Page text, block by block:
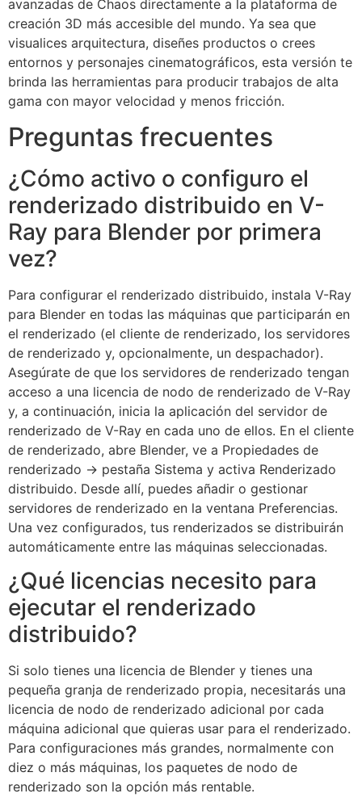
avanzadas de Chaos directamente a la plataforma de
creación 3D más accesible del mundo. Ya sea que
visualices arquitectura, diseñes productos o crees
entornos y personajes cinematográficos, esta versión te
brinda las herramientas para producir trabajos de alta
gama con mayor velocidad y menos fricción.
Preguntas frecuentes
¿Cómo activo o configuro el
renderizado distribuido en V-
Ray para Blender por primera
vez?
Para configurar el renderizado distribuido, instala V-Ray
para Blender en todas las máquinas que participarán en
el renderizado (el cliente de renderizado, los servidores
de renderizado y, opcionalmente, un despachador).
Asegúrate de que los servidores de renderizado tengan
acceso a una licencia de nodo de renderizado de V-Ray
y, a continuación, inicia la aplicación del servidor de
renderizado de V-Ray en cada uno de ellos. En el cliente
de renderizado, abre Blender, ve a Propiedades de
renderizado → pestaña Sistema y activa Renderizado
distribuido. Desde allí, puedes añadir o gestionar
servidores de renderizado en la ventana Preferencias.
Una vez configurados, tus renderizados se distribuirán
automáticamente entre las máquinas seleccionadas.
¿Qué licencias necesito para
ejecutar el renderizado
distribuido?
Si solo tienes una licencia de Blender y tienes una
pequeña granja de renderizado propia, necesitarás una
licencia de nodo de renderizado adicional por cada
máquina adicional que quieras usar para el renderizado.
Para configuraciones más grandes, normalmente con
diez o más máquinas, los paquetes de nodo de
renderizado son la opción más rentable.